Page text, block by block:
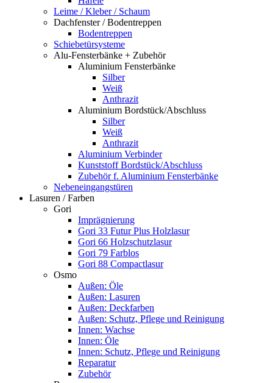
Leime / Kleber / Schaum
Dachfenster / Bodentreppen
Bodentreppen
Schiebetürsysteme
Alu-Fensterbänke + Zubehör
Aluminium Fensterbänke
Silber
Weiß
Anthrazit
Aluminium Bordstück/Abschluss
Silber
Weiß
Anthrazit
Aluminium Verbinder
Kunststoff Bordstück/Abschluss
Zubehör f. Aluminium Fensterbänke
Nebeneingangstüren
Lasuren / Farben
Gori
Imprägnierung
Gori 33 Futur Plus Holzlasur
Gori 66 Holzschutzlasur
Gori 79 Farblos
Gori 88 Compactlasur
Osmo
Außen: Öle
Außen: Lasuren
Außen: Deckfarben
Außen: Schutz, Pflege und Reinigung
Innen: Wachse
Innen: Öle
Innen: Schutz, Pflege und Reinigung
Reparatur
Zubehör